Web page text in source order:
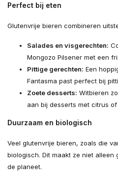
Perfect bij eten
Glutenvrije bieren combineren
Salades en visgerechten:
Mongozo Pilsener met een
Pittige gerechten: Een
Fantasma past perfect bij
Zoete desserts: Witbieren
aan bij desserts met citrus
Duurzaam en biologisch
Veel glutenvrije bieren, zoals die
biologisch. Dit maakt ze niet
de planeet.